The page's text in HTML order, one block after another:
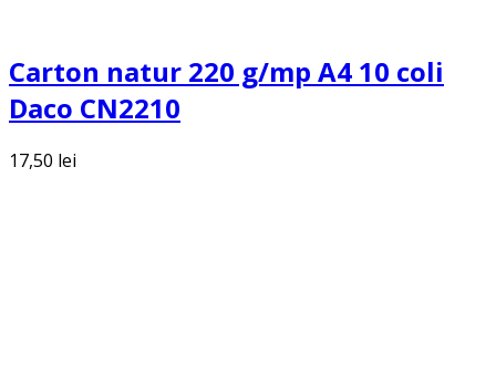
Carton natur 220 g/mp A4 10 coli
Daco CN2210
17,50 lei